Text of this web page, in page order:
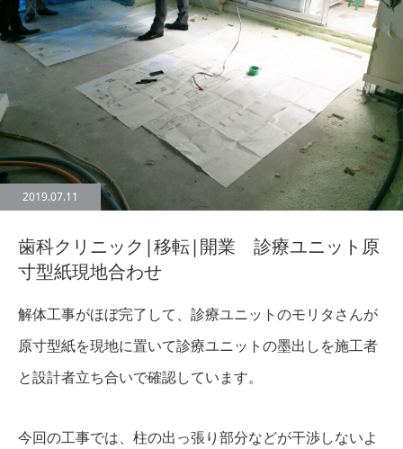
2019.07.11
歯科クリニック|移転|開業 診療ユニット原
寸型紙現地合わせ
解体工事がほぼ完了して、診療ユニットのモリタさんが
原寸型紙を現地に置いて診療ユニットの墨出しを施工者
と設計者立ち合いで確認しています。
今回の工事では、柱の出っ張り部分などが干渉しないよ